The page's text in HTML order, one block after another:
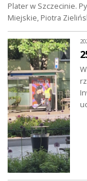
Plater w Szczecinie.
Miejskie, Piotra